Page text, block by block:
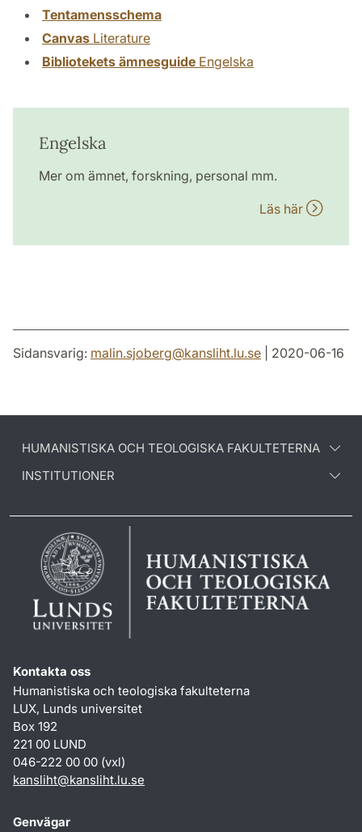
Tentamensschema
Canvas Literature
Bibliotekets ämnesguide Engelska
Engelska
Mer om ämnet, forskning, personal mm.
Läs här
Sidansvarig: malin.sjoberg@kansliht.lu.se | 2020-06-16
HUMANISTISKA OCH TEOLOGISKA FAKULTETERNA
INSTITUTIONER
Kontakta oss
Humanistiska och teologiska fakulteterna
LUX, Lunds universitet
Box 192
221 00 LUND
046-222 00 00 (vxl)
kansliht@kansliht.lu.se
Genvägar